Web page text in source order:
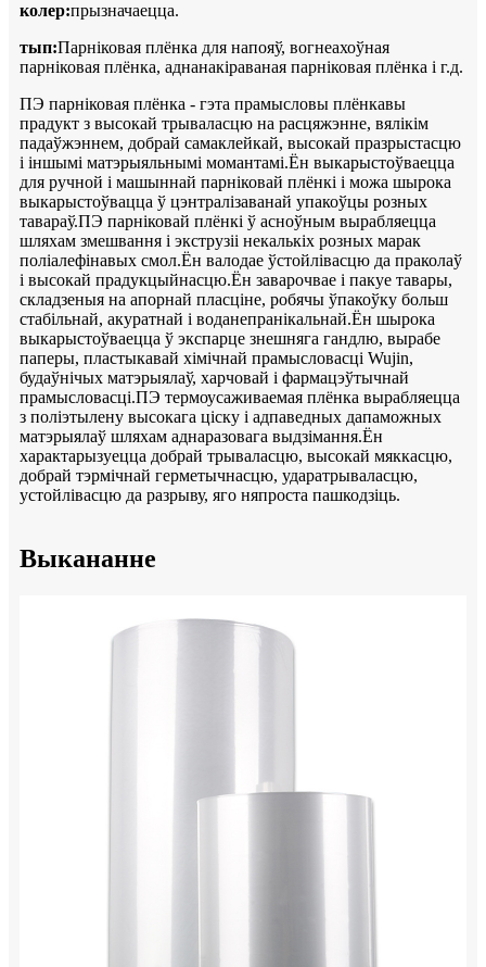
колер:прызначаецца.
тып:Парніковая плёнка для напояў, вогнеахоўная
парніковая плёнка, аднанакіраваная парніковая плёнка і г.д.
ПЭ парніковая плёнка - гэта прамысловы плёнкавы
прадукт з высокай трываласцю на расцяжэнне, вялікім
падаўжэннем, добрай самаклейкай, высокай празрыстасцю
і іншымі матэрыяльнымі момантамі.Ён выкарыстоўваецца
для ручной і машыннай парніковай плёнкі і можа шырока
выкарыстоўвацца ў цэнтралізаванай упакоўцы розных
тавараў.ПЭ парніковай плёнкі ў асноўным вырабляецца
шляхам змешвання і экструзіі некалькіх розных марак
поліалефінавых смол.Ён валодае ўстойлівасцю да праколаў
і высокай прадукцыйнасцю.Ён заварочвае і пакуе тавары,
складзеныя на апорнай пласціне, робячы ўпакоўку больш
стабільнай, акуратнай і воданепранікальнай.Ён шырока
выкарыстоўваецца ў экспарце знешняга гандлю, вырабе
паперы, пластыкавай хімічнай прамысловасці Wujin,
будаўнічых матэрыялаў, харчовай і фармацэўтычнай
прамысловасці.ПЭ термоусаживаемая плёнка вырабляецца
з поліэтылену высокага ціску і адпаведных дапаможных
матэрыялаў шляхам аднаразовага выдзімання.Ён
характарызуецца добрай трываласцю, высокай мяккасцю,
добрай тэрмічнай герметычнасцю, ударатрываласцю,
устойлівасцю да разрыву, яго няпроста пашкодзіць.
Выкананне